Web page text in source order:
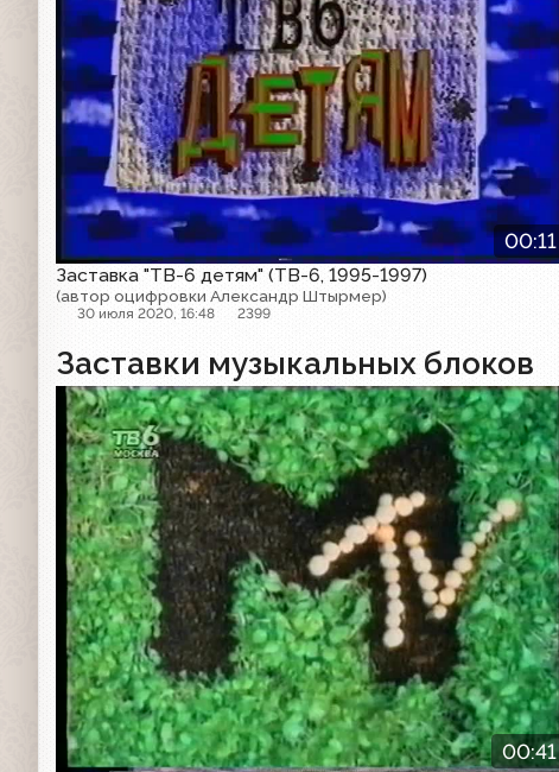
00:11
Заставка "ТВ-6 детям" (ТВ-6, 1995-1997)
(автор оцифровки Александр Штырмер)
30 июля 2020, 16:48 2399
Заставки музыкальных блоков
00:41
Заставка